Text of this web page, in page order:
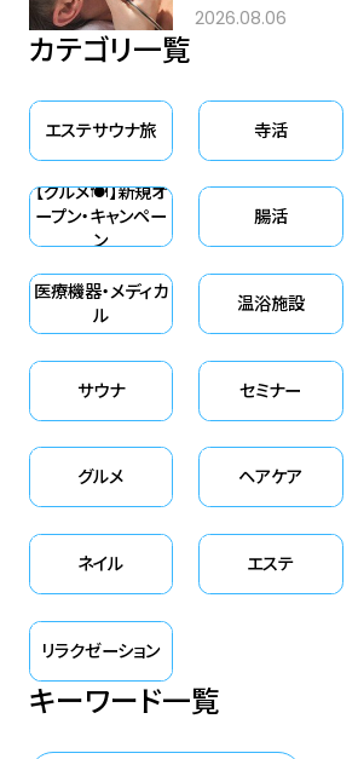
2026.08.06
カテゴリ一覧
エステサウナ旅 寺活
【グルメ🍽】新規オ
ープン・キャンペー
ン
腸活
医療機器・メディカ
ル
温浴施設
サウナ セミナー
グルメ ヘアケア
ネイル エステ
リラクゼーション
キーワード一覧